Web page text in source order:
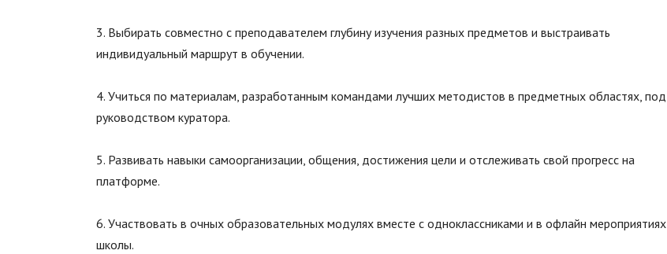
3. Выбирать совместно с преподавателем глубину изучения разных предметов и выстраивать
индивидуальный маршрут в обучении.
4. Учиться по материалам, разработанным командами лучших методистов в предметных областях, под
руководством куратора.
5. Развивать навыки самоорганизации, общения, достижения цели и отслеживать свой прогресс на
платформе.
6. Участвовать в очных образовательных модулях вместе с одноклассниками и в офлайн мероприятиях
школы.